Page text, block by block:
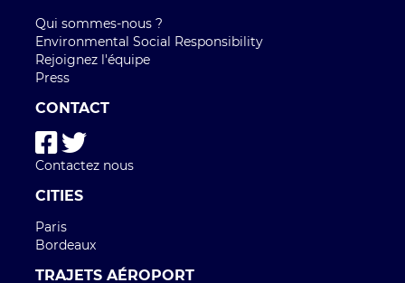
Aéroport Beauvais Tillé
Aéroport Nice côte d'Azur
Aéroport Lyon Saint-Exupéry
Aéroport Bordeaux Mérignac
Aéroport Marseille Provence